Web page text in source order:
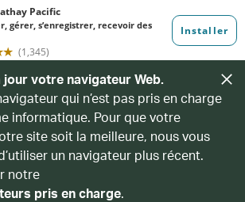
jour votre navigateur Web.
qui n’est pas pris en charge
informatique. Pour que votre
site soit la meilleure, nous vous
un navigateur plus récent.
notre
pris en charge.